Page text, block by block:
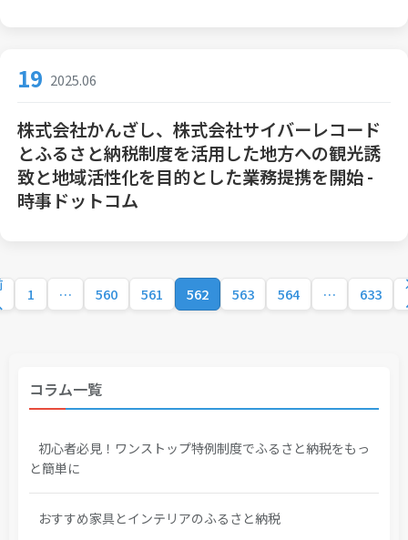
19 2025.06
株式会社かんざし、株式会社サイバーレコード
とふるさと納税制度を活用した地方への観光誘
致と地域活性化を目的とした業務提携を開始 -
時事ドットコム
1 … 560 561 562 563 564 … 633
コラム一覧
初心者必見！ワンストップ特例制度でふるさと納税をもっ
と簡単に
おすすめ家具とインテリアのふるさと納税